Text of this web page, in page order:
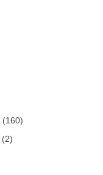
(160)
(2)